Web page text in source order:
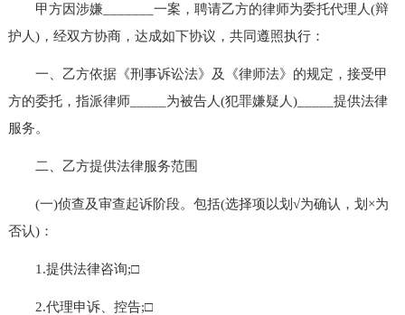
甲方因涉嫌_______一案，聘请乙方的律师为委托代理人(辩
护人)，经双方协商，达成如下协议，共同遵照执行：
一、乙方依据《刑事诉讼法》及《律师法》的规定，接受甲
方的委托，指派律师_____为被告人(犯罪嫌疑人)_____提供法律
服务。
二、乙方提供法律服务范围
(一)侦查及审查起诉阶段。包括(选择项以划√为确认，划×为
否认)：
1.提供法律咨询;□
2.代理申诉、控告;□